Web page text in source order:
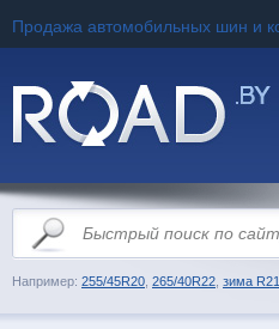
Продажа автомобильных шин и
Например: 255/45R20 265/40R22 зима R21